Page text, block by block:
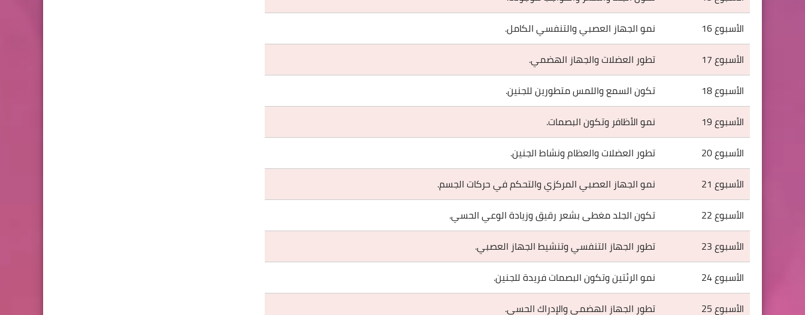
الأسبوع 16
نمو الجهاز العصبي والتنفسي الكامل.
الأسبوع 17
تطور العضلات والجهاز الهضمي.
الأسبوع 18
تكون السمع واللمس متطورين للجنين.
الأسبوع 19
نمو الأظافر وتكون البصمات.
الأسبوع 20
تطور العضلات والعظام ونشاط الجنين.
الأسبوع 21
نمو الجهاز العصبي المركزي والتحكم في حركات الجسم.
الأسبوع 22
تكون الجلد مغطى بشعر رقيق وزيادة الوعي الحسي.
الأسبوع 23
تطور الجهاز التنفسي وتنشيط الجهاز العصبي.
الأسبوع 24
نمو الرئتين وتكون البصمات فريدة للجنين.
الأسبوع 25
تطور الجهاز الهضمي والإدراك الحسي.